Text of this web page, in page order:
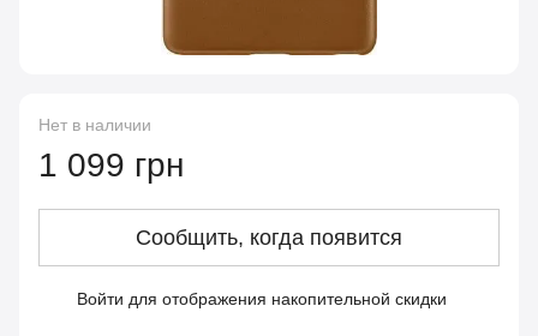
Нет в наличии
1 099 грн
Сообщить, когда появится
Войти для отображения накопительной скидки